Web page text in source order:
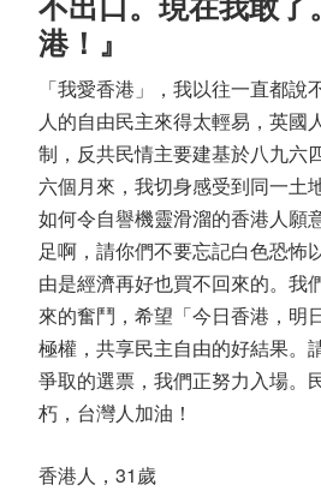
不出口。現在我敢了
港！』
「我愛香港」，我以往一直都說
人的自由民主來得太輕易，英國
制，反共民情主要建基於八九六
六個月來，我切身感受到同一土
如何令自譽機靈滑溜的香港人願
足啊，請你們不要忘記白色恐怖
由是經濟再好也買不回來的。我
來的奮鬥，希望「今日香港，明
極權，共享民主自由的好結果。
爭取的選票，我們正努力入場。
朽，台灣人加油！
香港人，31歲